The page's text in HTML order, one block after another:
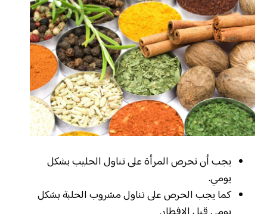
يجب أن تحرص المرأة على تناول الحليب بشكل
يومي.
كما يجب الحرص على تناول مشروب الحلبة بشكل